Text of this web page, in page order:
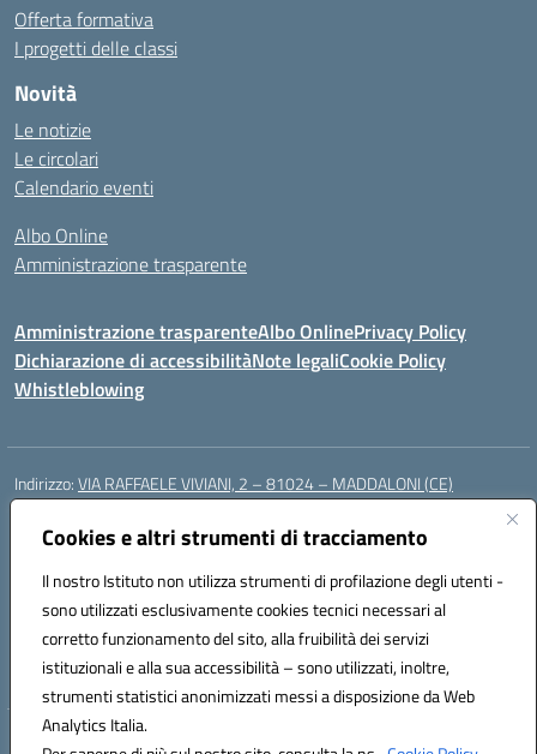
Cookies e altri strumenti di tracciamento
Il nostro Istituto non utilizza strumenti di profilazione degli utenti -
sono utilizzati esclusivamente cookies tecnici necessari al
corretto funzionamento del sito, alla fruibilità dei servizi
istituzionali e alla sua accessibilità – sono utilizzati, inoltre,
strumenti statistici anonimizzati messi a disposizione da Web
Analytics Italia.
Offerta formativa
I progetti delle classi
Novità
Le notizie
Le circolari
Calendario eventi
Albo Online
Amministrazione trasparente
Amministrazione trasparenteAlbo OnlinePrivacy Policy
Dichiarazione di accessibilitàNote legaliCookie Policy
Whistleblowing
Indirizzo:VIA RAFFAELE VIVIANI, 2 – 81024 – MADDALONI (CE)
Centralino:
Posta elettronica certificata (PEC):ceic8av00r@pec.istruzione.it
Codice fiscale: 93086020612
Codice meccanografico:CEIC8AV00R
Codice Indice delle Pubbliche Amministrazioni (IPA): icamm
Codice unico di fatturazione (CUF): UF8WE6
Hosting & Powered by 3D Solution S.r.l.